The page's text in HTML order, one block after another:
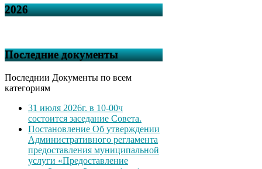
2026
Последние документы
Последнии Документы по всем
категориям
31 июля 2026г. в 10-00ч
состоится заседание Совета.
Постановление Об утверждении
Административного регламента
предоставления муниципальной
услуги «Предоставление